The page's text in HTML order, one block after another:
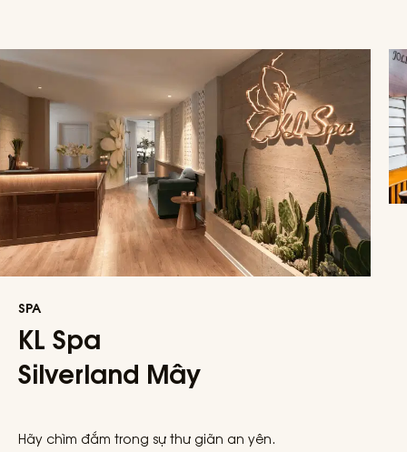
SPA
KL Spa
Silverland Mây
Hãy chìm đắm trong sự thư giãn an yên.